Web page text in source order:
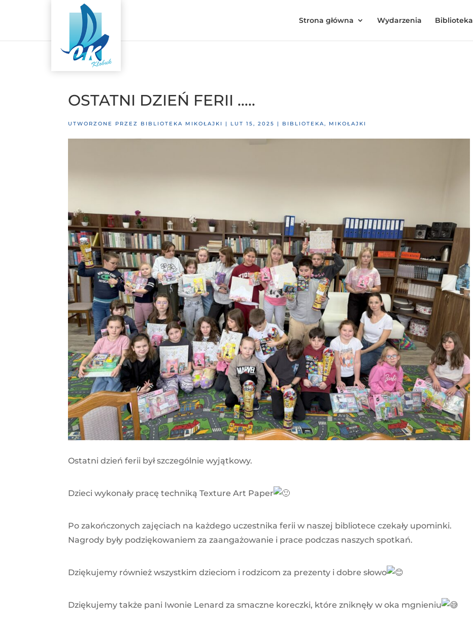
Strona główna Wydarzenia Biblioteka
OSTATNI DZIEŃ FERII …..
UTWORZONE PRZEZ BIBLIOTEKA MIKOŁAJKI | LUT 15, 2025 | BIBLIOTEKA, MIKOŁAJKI
Ostatni dzień ferii był szczególnie wyjątkowy.
Dzieci wykonały pracę techniką Texture Art Paper
Pozakończonych zajęciach na każdego uczestnika ferii w naszej bibliotece czekały upominki.
Nagrody były podziękowaniem za zaangażowanie i prace podczas naszych spotkań.
Dziękujemy również wszystkim dzieciom i rodzicom za prezenty i dobre słowo
Dziękujemy także pani Iwonie Lenard za smaczne koreczki, które zniknęły w oka mgnieniu